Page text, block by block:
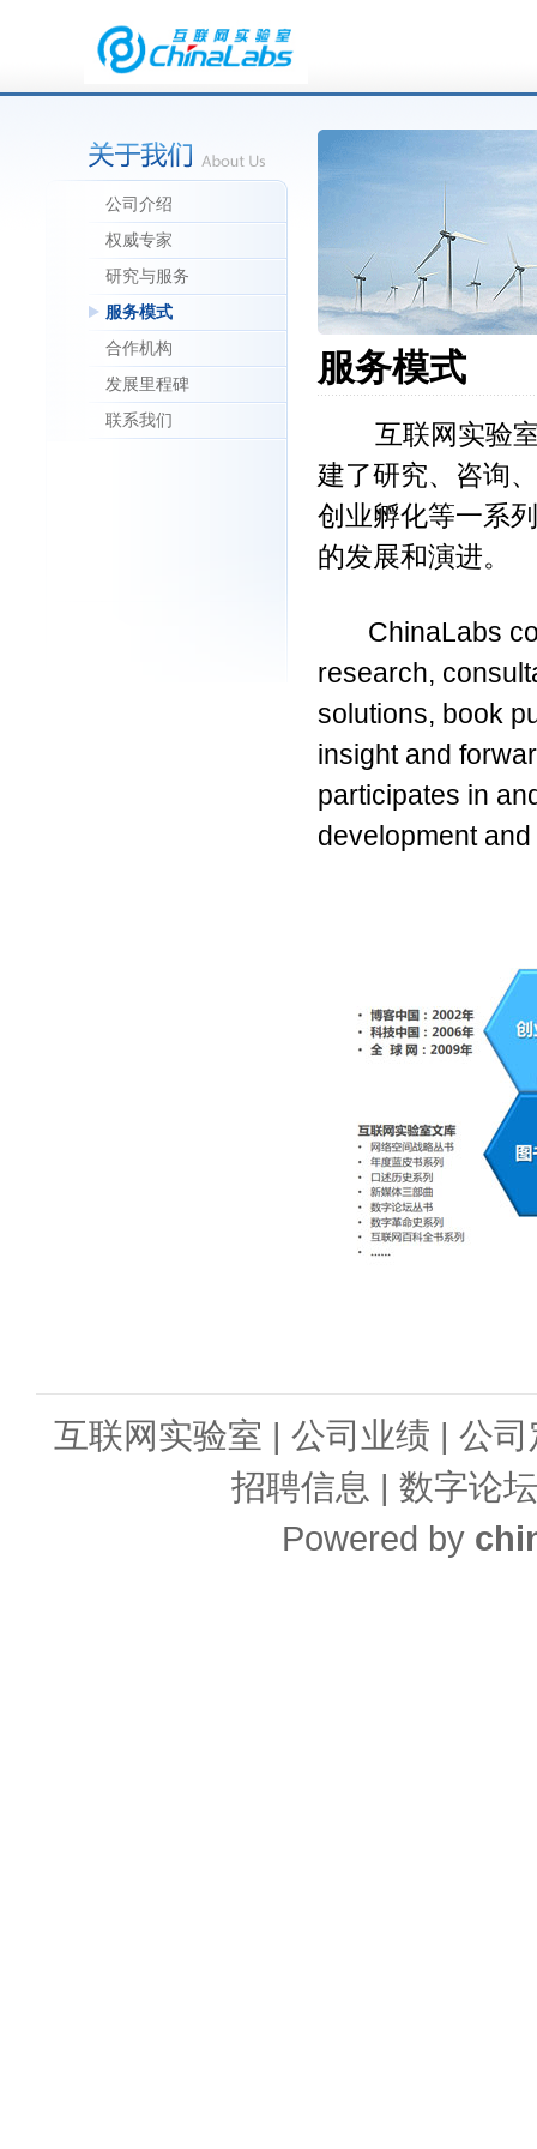
公司介绍
权威专家
研究与服务
服务模式
合作机构
发展里程碑
联系我们
服务模式
互联网实验
建了研究、咨询
创业孵化等一系
的发展和演进。
ChinaLabs
research,
solutions, book
insight and
participates in
development
互联网实验室 | 公司业绩 | 公
招聘信息 | 数字论坛
Powered by